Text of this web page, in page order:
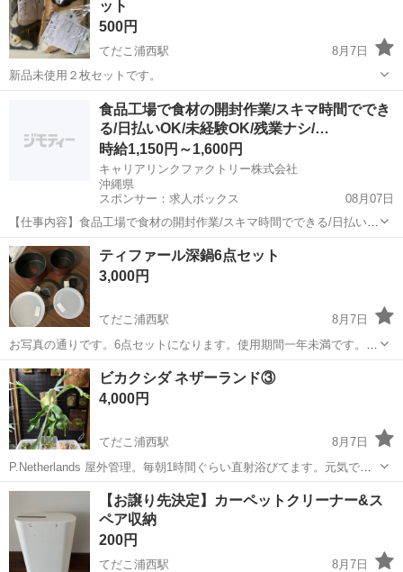
ット
500円
てだこ浦西駅
8月7日
新品未使用２枚セットです。
うるま市 てだこ浦西駅 ノベルティグッズ
食品工場で食材の開封作業/スキマ時間ででき
る/日払いOK/未経験OK/残業ナシ/…
時給1,150円～1,600円
キャリアリンクファクトリー株式会社
沖縄県
スポンサー：求人ボックス
08月07日
【仕事内容】食品工場で食材の開封作業/スキマ時間でできる/日払い
OK/未経験OK/残業ナシ/短時間OK <給与> 時給1150円～1600円 <勤務
地> 沖縄県 宜野湾市 「社員を企業に派遣して終わり」ではありませ
ん/ 就業中のモ...
アルバイト・パート
ティファール深鍋6点セット
3,000円
てだこ浦西駅
8月7日
お写真の通りです。6点セットになります。使用期間一年未満です。よ
ろしくお願いします。受け渡しは那覇市、豊見城市になります。
沖縄 中頭郡 てだこ浦西駅 調理器具
ビカクシダ ネザーランド③
4,000円
てだこ浦西駅
8月7日
P.Netherlands 屋外管理。毎朝1時間ぐらい直射浴びてます。元気で
す。 板幅20cmぐらいです。 貯水葉ターン中。 成長点がやや1時の方
角に向いているので、画像では板を傾けています。（板を水平にして
飾っても特に問...
沖縄 宜野湾市 てだこ浦西駅 ビカクシダ
【お譲り先決定】カーペットクリーナー&ス
ペア収納
200円
てだこ浦西駅
8月7日